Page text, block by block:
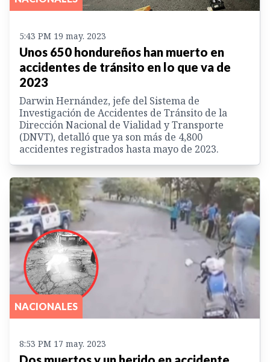
5:43 PM 19 may. 2023
Unos 650 hondureños han muerto en
accidentes de tránsito en lo que va de
2023
Darwin Hernández, jefe del Sistema de
Investigación de Accidentes de Tránsito de la
Dirección Nacional de Vialidad y Transporte
(DNVT), detalló que ya son más de 4,800
accidentes registrados hasta mayo de 2023.
NACIONALES
8:53 PM 17 may. 2023